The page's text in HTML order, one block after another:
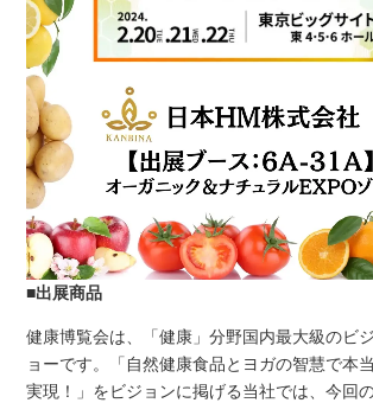
■出展商品
健康博覧会は、「健康」分野国内最大級のビ
ョーです。「自然健康食品とヨガの智慧で本
実現！」をビジョンに掲げる当社では、今回